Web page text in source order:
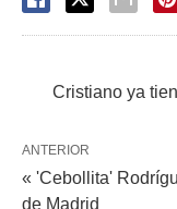
Cristiano ya
ANTERIOR
« 'Cebollita'
de Madrid